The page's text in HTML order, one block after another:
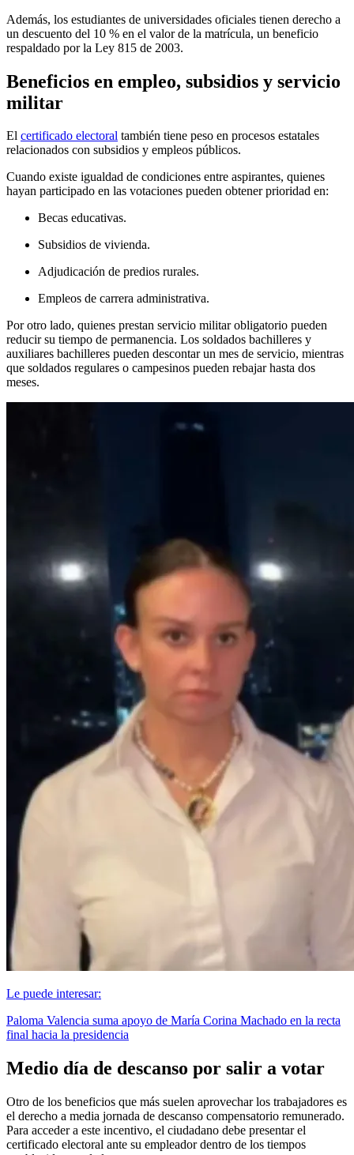
Además, los estudiantes de universidades oficiales tienen derecho a
un descuento del 10 % en el valor de la matrícula, un beneficio
respaldado por la Ley 815 de 2003.
Beneficios en empleo, subsidios y servicio
militar
El certificado electoral también tiene peso en procesos estatales
relacionados con subsidios y empleos públicos.
Cuando existe igualdad de condiciones entre aspirantes, quienes
hayan participado en las votaciones pueden obtener prioridad en:
Becas educativas.
Subsidios de vivienda.
Adjudicación de predios rurales.
Empleos de carrera administrativa.
Por otro lado, quienes prestan servicio militar obligatorio pueden
reducir su tiempo de permanencia. Los soldados bachilleres y
auxiliares bachilleres pueden descontar un mes de servicio, mientras
que soldados regulares o campesinos pueden rebajar hasta dos
meses.
Le puede interesar:
Paloma Valencia suma apoyo de María Corina Machado en la recta
final hacia la presidencia
Medio día de descanso por salir a votar
Otro de los beneficios que más suelen aprovechar los trabajadores es
el derecho a media jornada de descanso compensatorio remunerado.
Para acceder a este incentivo, el ciudadano debe presentar el
certificado electoral ante su empleador dentro de los tiempos